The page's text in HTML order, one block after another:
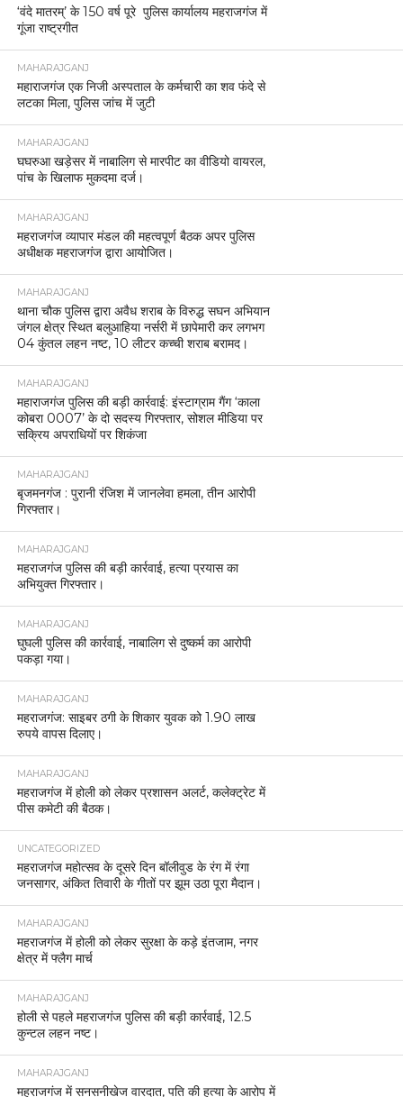
‘वंदे मातरम्’ के 150 वर्ष पूरे पुलिस कार्यालय महराजगंज में
गूंजा राष्ट्रगीत
MAHARAJGANJ
महाराजगंज एक निजी अस्पताल के कर्मचारी का शव फंदे से
लटका मिला, पुलिस जांच में जुटी
MAHARAJGANJ
घघरुआ खड़ेसर में नाबालिग से मारपीट का वीडियो वायरल,
पांच के खिलाफ मुकदमा दर्ज।
MAHARAJGANJ
महराजगंज व्यापार मंडल की महत्वपूर्ण बैठक अपर पुलिस
अधीक्षक महराजगंज द्वारा आयोजित।
MAHARAJGANJ
थाना चौक पुलिस द्वारा अवैध शराब के विरुद्ध सघन अभियान
जंगल क्षेत्र स्थित बलुआहिया नर्सरी में छापेमारी कर लगभग
04 कुंतल लहन नष्ट, 10 लीटर कच्ची शराब बरामद।
MAHARAJGANJ
महाराजगंज पुलिस की बड़ी कार्रवाई: इंस्टाग्राम गैंग ‘काला
कोबरा 0007’ के दो सदस्य गिरफ्तार, सोशल मीडिया पर
सक्रिय अपराधियों पर शिकंजा
MAHARAJGANJ
बृजमनगंज : पुरानी रंजिश में जानलेवा हमला, तीन आरोपी
गिरफ्तार।
MAHARAJGANJ
महराजगंज पुलिस की बड़ी कार्रवाई, हत्या प्रयास का
अभियुक्त गिरफ्तार।
MAHARAJGANJ
घुघली पुलिस की कार्रवाई, नाबालिग से दुष्कर्म का आरोपी
पकड़ा गया।
MAHARAJGANJ
महराजगंज: साइबर ठगी के शिकार युवक को 1.90 लाख
रुपये वापस दिलाए।
MAHARAJGANJ
महराजगंज में होली को लेकर प्रशासन अलर्ट, कलेक्ट्रेट में
पीस कमेटी की बैठक।
UNCATEGORIZED
महराजगंज महोत्सव के दूसरे दिन बॉलीवुड के रंग में रंगा
जनसागर, अंकित तिवारी के गीतों पर झूम उठा पूरा मैदान।
MAHARAJGANJ
महराजगंज में होली को लेकर सुरक्षा के कड़े इंतजाम, नगर
क्षेत्र में फ्लैग मार्च
MAHARAJGANJ
होली से पहले महराजगंज पुलिस की बड़ी कार्रवाई, 12.5
कुन्टल लहन नष्ट।
MAHARAJGANJ
महराजगंज में सनसनीखेज वारदात, पति की हत्या के आरोप में